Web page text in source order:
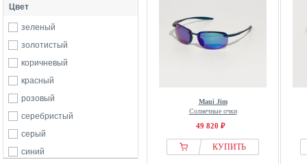
Цвет
зеленый
золотистый
коричневый
красный
розовый
серебристый
серый
синий
Maui Jim
Солнечные очки
49 820 ₽
КУПИТЬ